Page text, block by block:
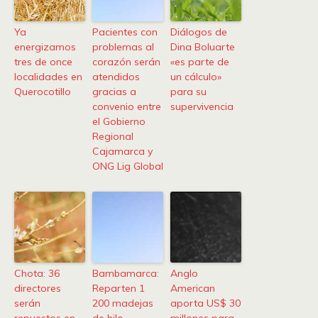
Ya
energizamos
tres de once
localidades en
Querocotillo
Pacientes con
problemas al
corazón serán
atendidos
gracias a
convenio entre
el Gobierno
Regional
Cajamarca y
ONG Lig Global
Diálogos de
Dina Boluarte
«es parte de
un cálculo»
para su
supervivencia
Chota: 36
directores
serán
Bambamarca:
Reparten 1
200 madejas
Anglo
American
aporta US$ 30